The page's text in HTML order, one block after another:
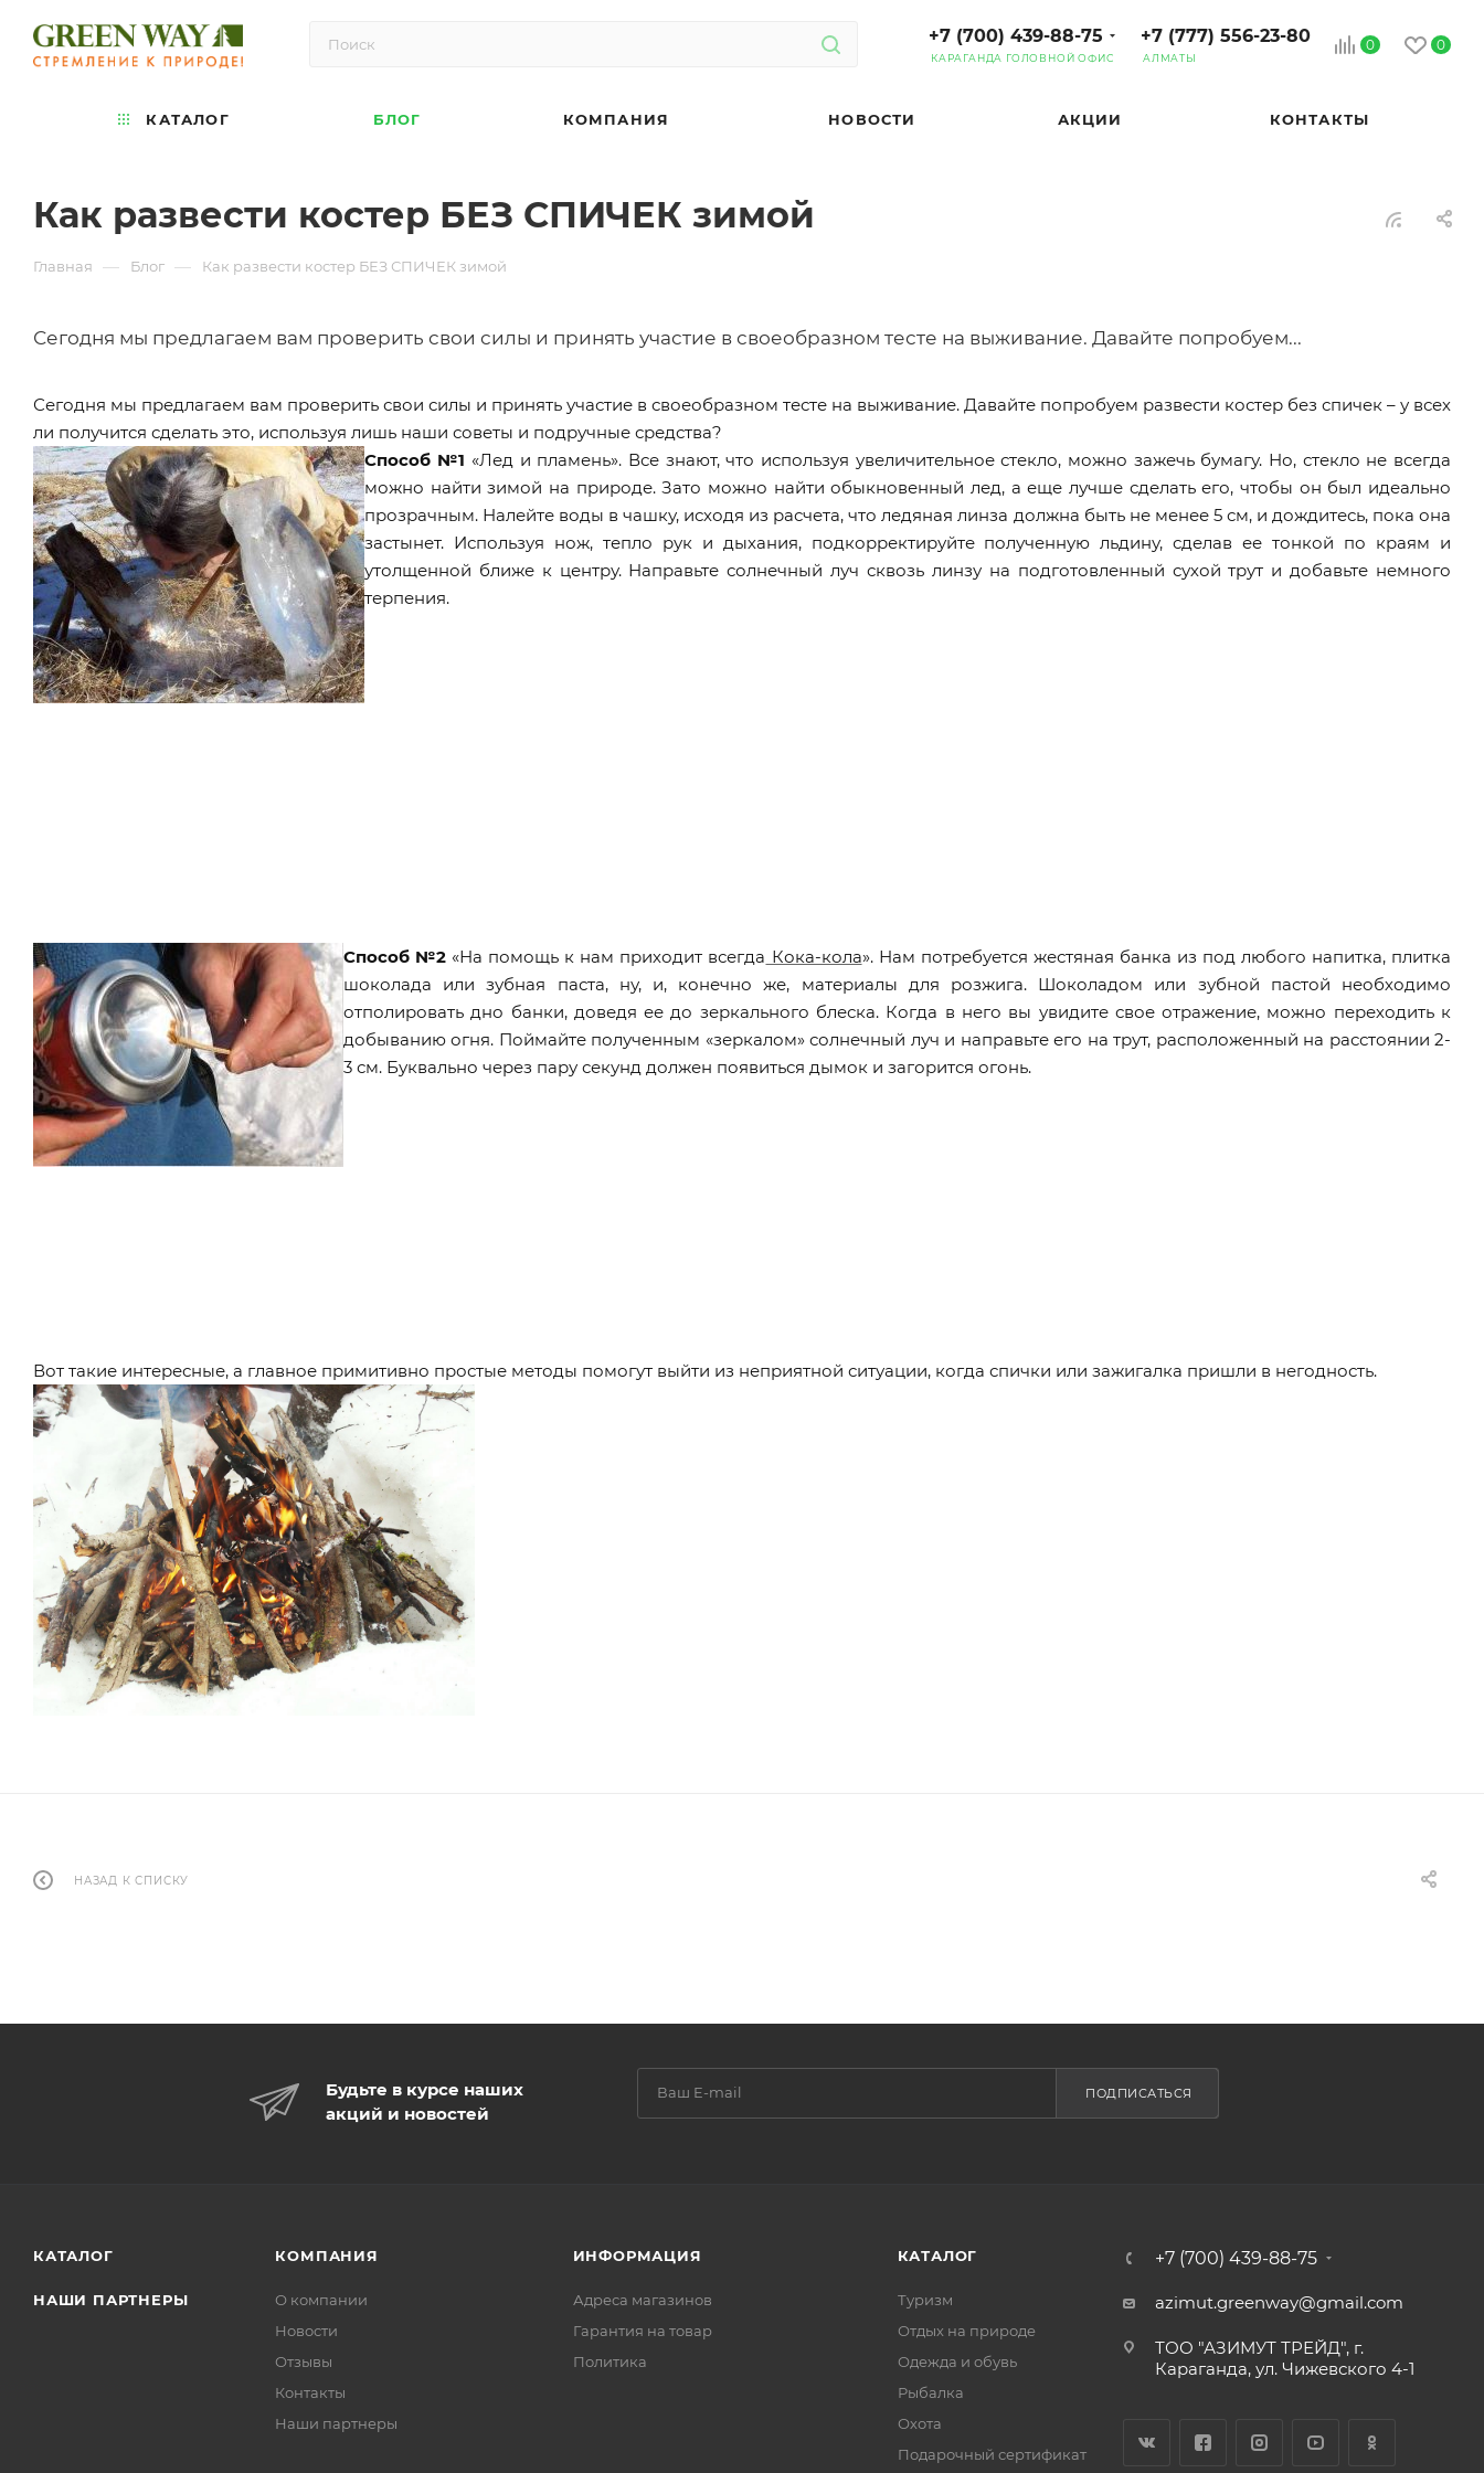
0 0
+7 (777) 556-23-80
АЛМАТЫ
+7 (700) 439-88-75
КАРАГАНДА ГОЛОВНОЙ ОФИС
КАТАЛОГ БЛОГ КОМПАНИЯ НОВОСТИ АКЦИИ КОНТАКТЫ
Как развести костер БЕЗ СПИЧЕК зимой
Главная — Блог — Как развести костер БЕЗ СПИЧЕК зимой
Сегодня мы предлагаем вам проверить свои силы и принять участие в своеобразном тесте на выживание. Давайте попробуем...
Сегодня мы предлагаем вам проверить свои силы и принять участие в своеобразном тесте на выживание. Давайте попробуем развести костер без спичек – у всех
ли получится сделать это, используя лишь наши советы и подручные средства?
Способ №1 «Лед и пламень». Все знают, что используя увеличительное стекло, можно зажечь бумагу. Но, стекло не всегда
можно найти зимой на природе. Зато можно найти обыкновенный лед, а еще лучше сделать его, чтобы он был идеально
прозрачным. Налейте воды в чашку, исходя из расчета, что ледяная линза должна быть не менее 5 см, и дождитесь, пока она
застынет. Используя нож, тепло рук и дыхания, подкорректируйте полученную льдину, сделав ее тонкой по краям и
утолщенной ближе к центру. Направьте солнечный луч сквозь линзу на подготовленный сухой трут и добавьте немного
терпения.
Способ №2 «На помощь к нам приходит всегда Кока-кола». Нам потребуется жестяная банка из под любого напитка, плитка
шоколада или зубная паста, ну, и, конечно же, материалы для розжига. Шоколадом или зубной пастой необходимо
отполировать дно банки, доведя ее до зеркального блеска. Когда в него вы увидите свое отражение, можно переходить к
добыванию огня. Поймайте полученным «зеркалом» солнечный луч и направьте его на трут, расположенный на расстоянии 2-
3 см. Буквально через пару секунд должен появиться дымок и загорится огонь.
Вот такие интересные, а главное примитивно простые методы помогут выйти из неприятной ситуации, когда спички или зажигалка пришли в негодность.
НАЗАД К СПИСКУ
Будьте в курсе наших
акций и новостей
ПОДПИСАТЬСЯ
КАТАЛОГ
НАШИ ПАРТНЕРЫ
КОМПАНИЯ
О компании
Новости
Отзывы
Контакты
Наши партнеры
ИНФОРМАЦИЯ
Адреса магазинов
Гарантия на товар
Политика
КАТАЛОГ
Туризм
Отдых на природе
Одежда и обувь
Рыбалка
Охота
Подарочный сертификат
+7 (700) 439-88-75
azimut.greenway@gmail.com
ТОО "АЗИМУТ ТРЕЙД", г.
Караганда, ул. Чижевского 4-1